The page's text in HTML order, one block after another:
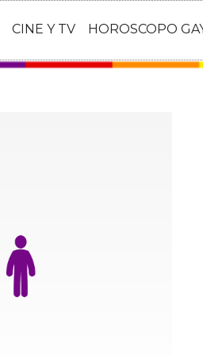
CINE Y TV HOROSCOPO